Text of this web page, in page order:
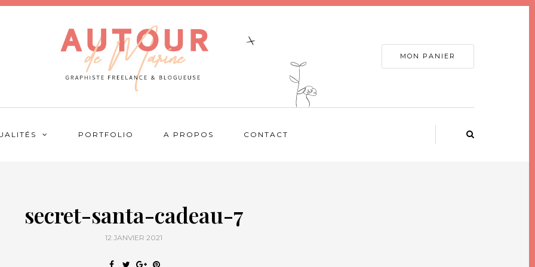
MON PANIER
PORTFOLIO A PROPOS CONTACT
secret-santa-cadeau-7
12 JANVIER 2021